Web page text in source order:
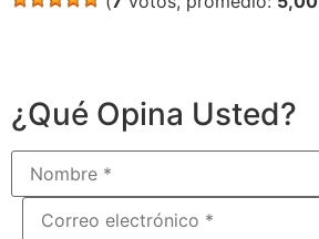
¿Qué Opina Usted?